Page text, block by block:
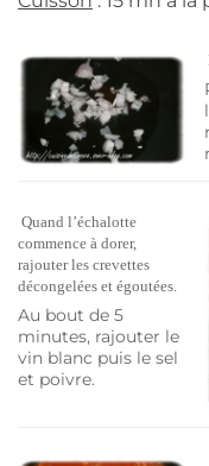
Quand l’échalotte
commence à dorer,
rajouter les crevettes
décongelées et égoutées.
Au bout de 5
minutes, rajouter le
vin blanc puis le sel
et poivre.